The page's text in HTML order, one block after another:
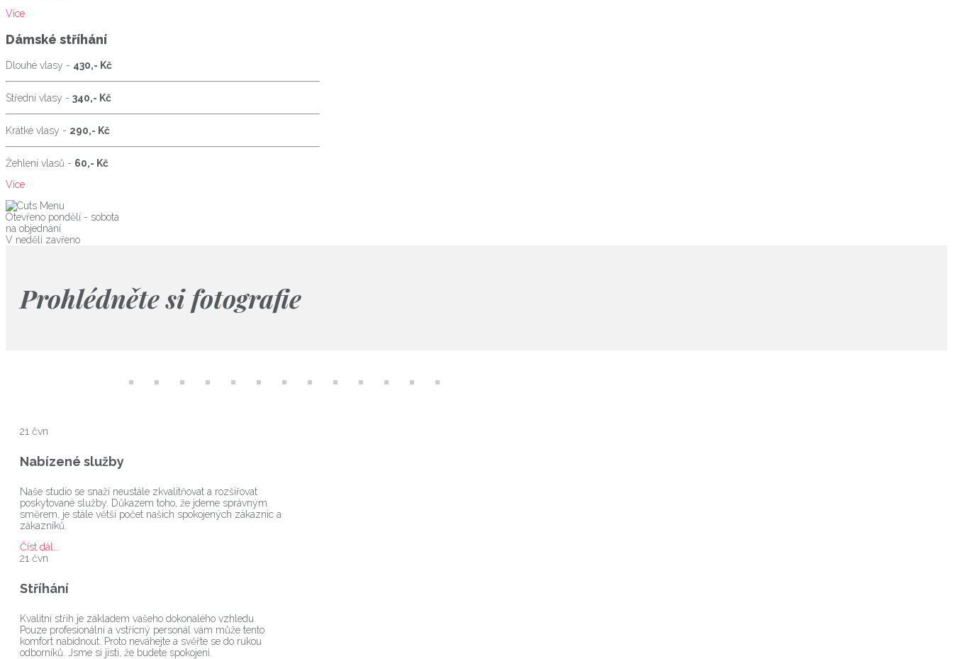
Více
Dámské stříhání
Dlouhé vlasy - 430,- Kč
Střední vlasy - 340,- Kč
Krátké vlasy - 290,- Kč
Žehlení vlasů - 60,- Kč
Více
Otevřeno pondělí - sobota
na objednání
V neděli zavřeno
Prohlédněte si fotografie
21 čvn
Nabízené služby
Naše studio se snaží neustále zkvalitňovat a rozšiřovat
poskytované služby. Důkazem toho, že jdeme správným
směrem, je stále větší počet našich spokojených zákaznic a
zákazníků.
Číst dál...
21 čvn
Stříhání
Kvalitní střih je základem vašeho dokonalého vzhledu.
Pouze profesionální a vstřícný personál vám může tento
komfort nabídnout. Proto neváhejte a svěřte se do rukou
odborníků. Jsme si jisti, že budete spokojeni.